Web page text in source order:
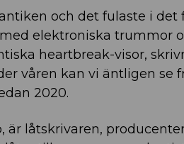
och det fulaste i det
elektroniska trummor
heartbreak-visor,
våren kan vi äntligen se
2020.
är låtskrivaren,